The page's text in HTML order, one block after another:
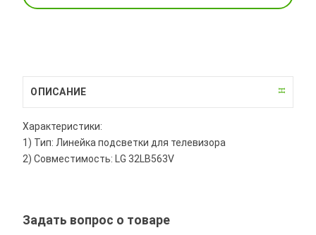
ОПИСАНИЕ
Характеристики:
1) Тип: Линейка подсветки для телевизора
2) Совместимость: LG 32LB563V
Задать вопрос о товаре